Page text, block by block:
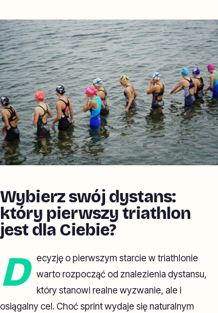
Wybierz swój dystans:
który pierwszy triathlon
jest dla Ciebie?
D
ecyzję o pierwszym starcie w triathlonie
warto rozpocząć od znalezienia dystansu,
który stanowi realne wyzwanie, ale i
osiągalny cel. Choć sprint wydaje się naturalnym